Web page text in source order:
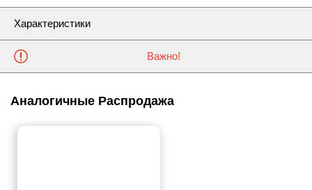
Характеристики
Важно!
Аналогичные Распродажа